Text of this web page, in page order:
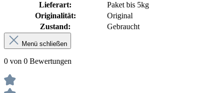
Lieferart:
Paket bis 5kg
Originalität:
Original
Zustand:
Gebraucht
Menü schließen
0 von 0 Bewertungen